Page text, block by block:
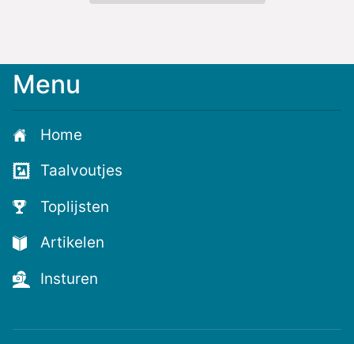
Menu
Home
Taalvoutjes
Toplijsten
Artikelen
Insturen